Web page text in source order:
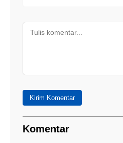
Kirim Komentar
Komentar